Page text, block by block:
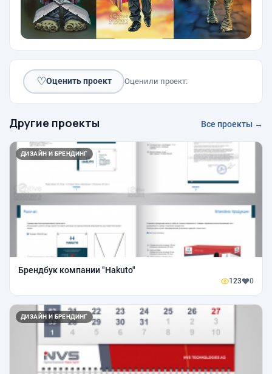
♡Оценить проект Оценили проект:
Другие проекты Все проекты →
ДИЗАЙН И БРЕНДИНГ
Брендбук компании "Hakuto"
123 0
ДИЗАЙН И БРЕНДИНГ